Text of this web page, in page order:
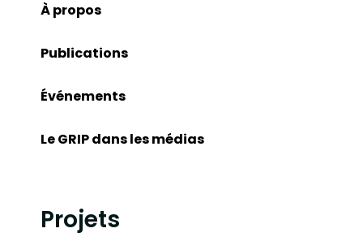
À propos
Publications
Événements
Le GRIP dans les médias
Projets